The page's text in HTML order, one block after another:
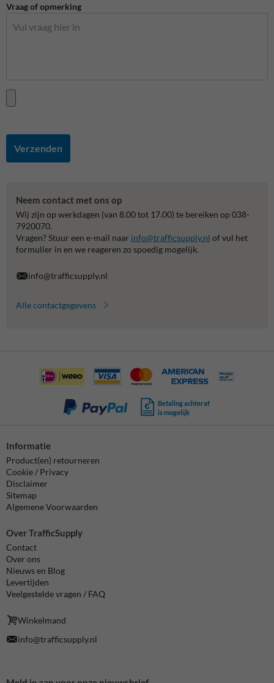
Vraag of opmerking
Verzenden
Neem contact met ons op
Wij zijn op werkdagen (van 8.00 tot 17.00) te bereiken op 038-
7920070.
Vragen? Stuur een e-mail naar info@trafficsupply.nl of vul het
formulier in en we reageren zo spoedig mogelijk.
info@trafficsupply.nl
Alle contactgegevens
Betaling achteraf
is mogelijk
Informatie
Product(en) retourneren
Cookie / Privacy
Disclaimer
Sitemap
Algemene Voorwaarden
Over TrafficSupply
Contact
Over ons
Nieuws en Blog
Levertijden
Veelgestelde vragen / FAQ
Winkelmand
info@trafficsupply.nl